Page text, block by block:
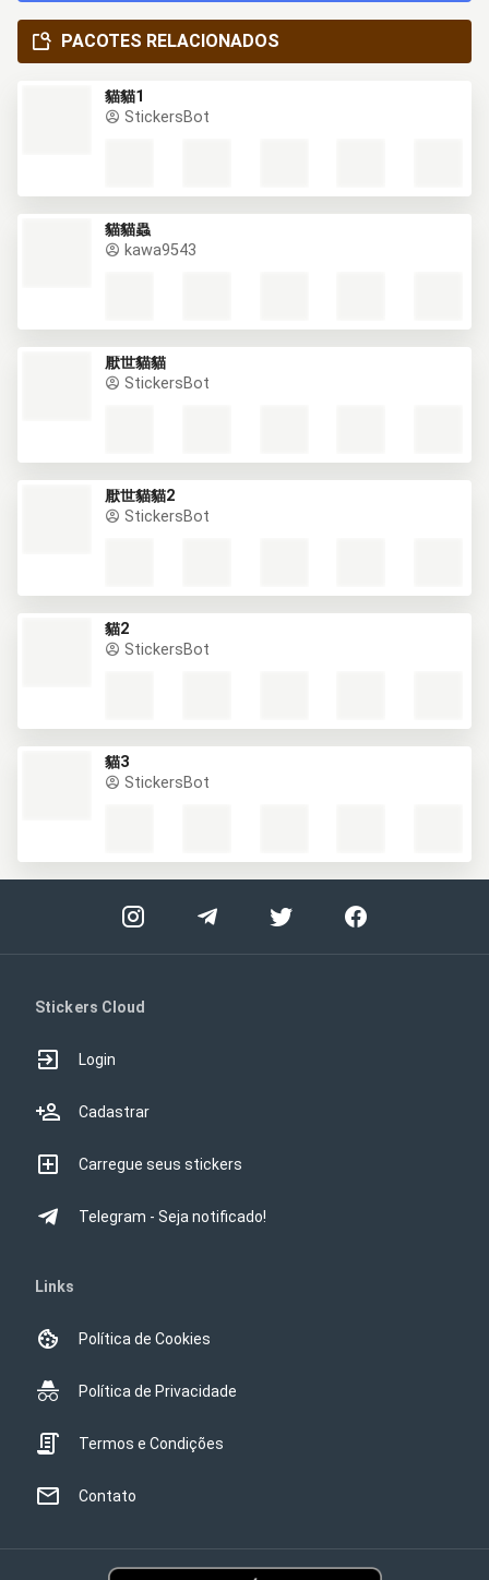
PACOTES RELACIONADOS
貓貓1
StickersBot
貓貓蟲
kawa9543
厭世貓貓
StickersBot
厭世貓貓2
StickersBot
貓2
StickersBot
貓3
StickersBot
Stickers Cloud
Login
Cadastrar
Carregue seus stickers
Telegram - Seja notificado!
Links
Política de Cookies
Política de Privacidade
Termos e Condições
Contato